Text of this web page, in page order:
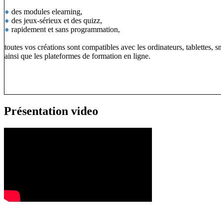
● des modules elearning,
● des jeux-sérieux et des quizz,
● rapidement et sans programmation,
toutes vos créations sont compatibles avec les ordinateurs, tablettes,
ainsi que les plateformes de formation en ligne.
Présentation video